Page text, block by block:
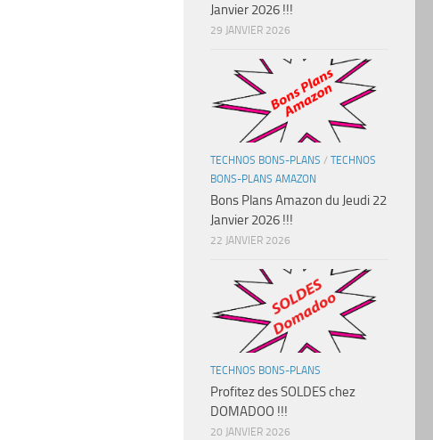
Janvier 2026 !!!
29 JANVIER 2026
TECHNOS BONS-PLANS / TECHNOS
BONS-PLANS AMAZON
Bons Plans Amazon du Jeudi 22
Janvier 2026 !!!
22 JANVIER 2026
TECHNOS BONS-PLANS
Profitez des SOLDES chez
DOMADOO !!!
20 JANVIER 2026